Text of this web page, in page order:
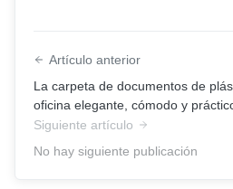
Artículo anterior
La carpeta de documentos de
oficina elegante, cómodo y
Siguiente artículo
No hay siguiente publicación